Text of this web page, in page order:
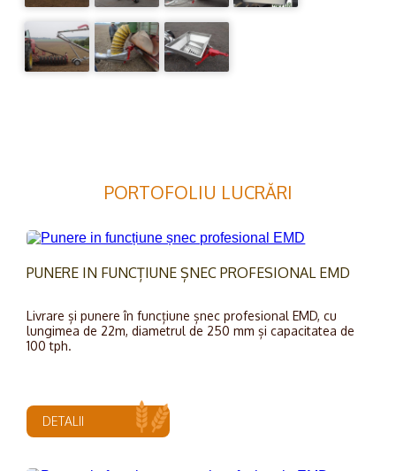
PORTOFOLIU LUCRĂRI
PUNERE IN FUNCȚIUNE ȘNEC PROFESIONAL EMD
Livrare și punere în funcțiune șnec profesional EMD, cu
lungimea de 22m, diametrul de 250 mm și capacitatea de
100 tph.
DETALII